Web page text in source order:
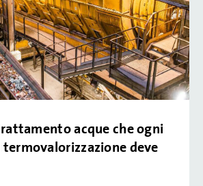
acque che ogni
deve